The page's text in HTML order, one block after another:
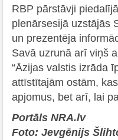
RBP pārstāvji
plenārsesijā uzstājās
un prezentēja
Savā uzrunā arī viņš
“Āzijas valstis izrāda
attīstītajām ostām,
apjomus, bet arī, lai
Portāls NRA.lv
Foto: Jevgēnijs